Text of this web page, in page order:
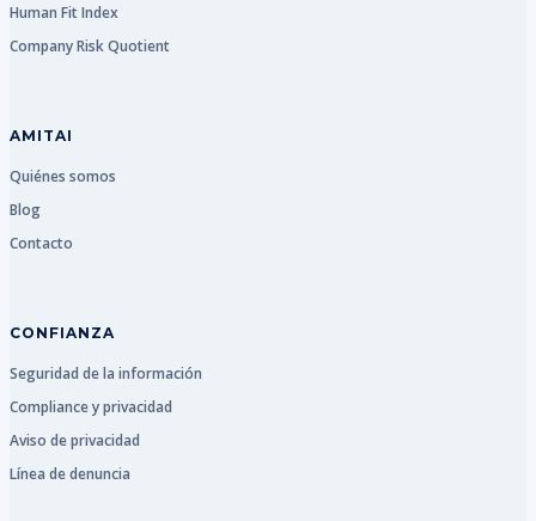
Human Fit Index
Company Risk Quotient
AMITAI
Quiénes somos
Blog
Contacto
CONFIANZA
Seguridad de la información
Compliance y privacidad
Aviso de privacidad
Línea de denuncia